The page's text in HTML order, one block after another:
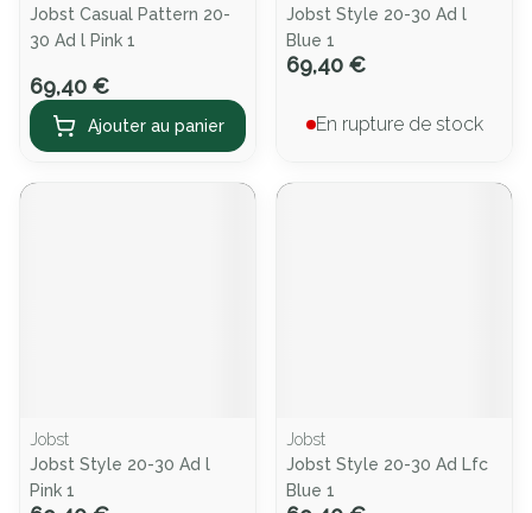
Jobst Casual Pattern 20-
30 Ad l Pink 1
69,40 €
Ajouter au panier
Jobst Style 20-30 Ad l
Blue 1
69,40 €
En rupture de stock
Jobst
Jobst Style 20-30 Ad l
Pink 1
Jobst
Jobst Style 20-30 Ad Lfc
Blue 1